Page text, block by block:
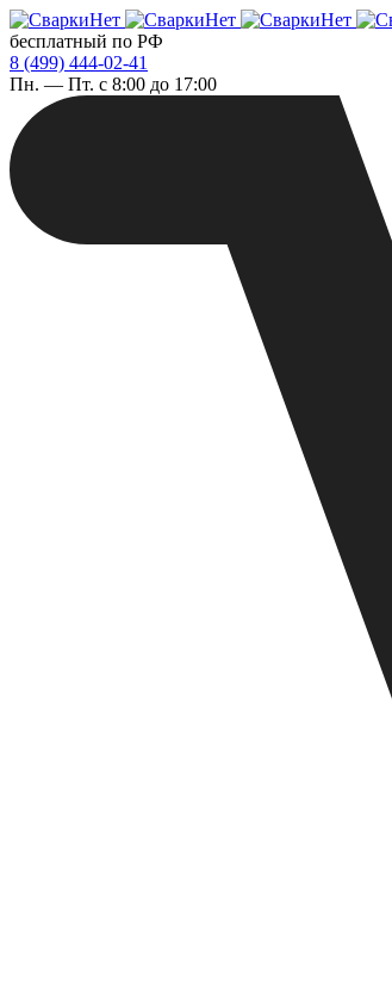
бесплатный по РФ
8 (499) 444-02-41
Пн. — Пт. с 8:00 до 17:00